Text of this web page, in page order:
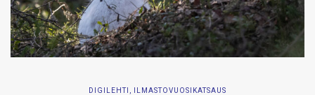
DIGILEHTI ILMASTOVUOSIKATSAUS